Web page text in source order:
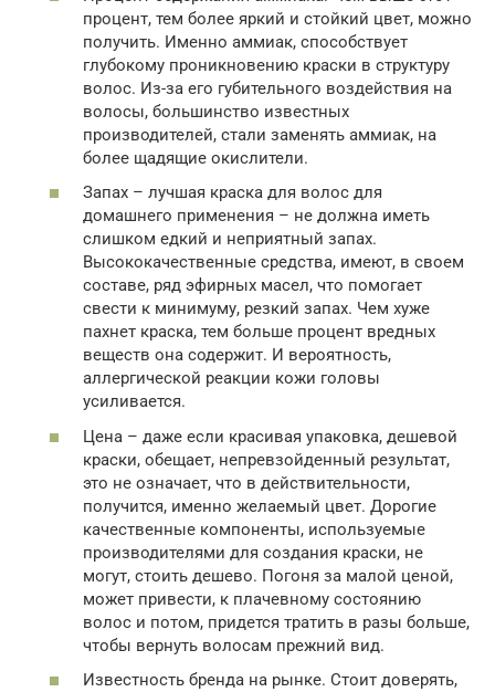
процент, тем более яркий и стойкий цвет, можно
получить. Именно аммиак, способствует
глубокому проникновению краски в структуру
волос. Из-за его губительного воздействия на
волосы, большинство известных
производителей, стали заменять аммиак, на
более щадящие окислители.
Запах – лучшая краска для волос для
домашнего применения – не должна иметь
слишком едкий и неприятный запах.
Высококачественные средства, имеют, в своем
составе, ряд эфирных масел, что помогает
свести к минимуму, резкий запах. Чем хуже
пахнет краска, тем больше процент вредных
веществ она содержит. И вероятность,
аллергической реакции кожи головы
усиливается.
Цена – даже если красивая упаковка, дешевой
краски, обещает, непревзойденный результат,
это не означает, что в действительности,
получится, именно желаемый цвет. Дорогие
качественные компоненты, используемые
производителями для создания краски, не
могут, стоить дешево. Погоня за малой ценой,
может привести, к плачевному состоянию
волос и потом, придется тратить в разы больше,
чтобы вернуть волосам прежний вид.
Известность бренда на рынке. Стоит доверять,